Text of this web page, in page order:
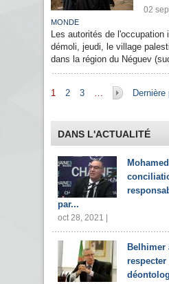
02
MONDE
Les autorités de l'occupation
démoli, jeudi, le village
dans la région du Néguev
Pages
1 2 3 … Dernière
DANS L'ACTUALITÉ
par...
oct 28, 2021 |
Belhimer